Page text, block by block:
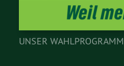
UNSER WAHLPROGRAMM